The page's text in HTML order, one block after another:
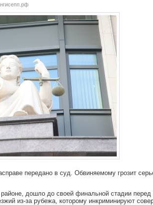
передано в суд. Обвиняемому грозит
дошло до своей финальной стадии
из-за рубежа, которому инкриминируют